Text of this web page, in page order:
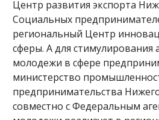
Центр развития экспорта
Социальных
региональный Центр
сферы. А для стимулирования
молодежи в сфере
министерство
предпринимательства
совместно с Федеральным